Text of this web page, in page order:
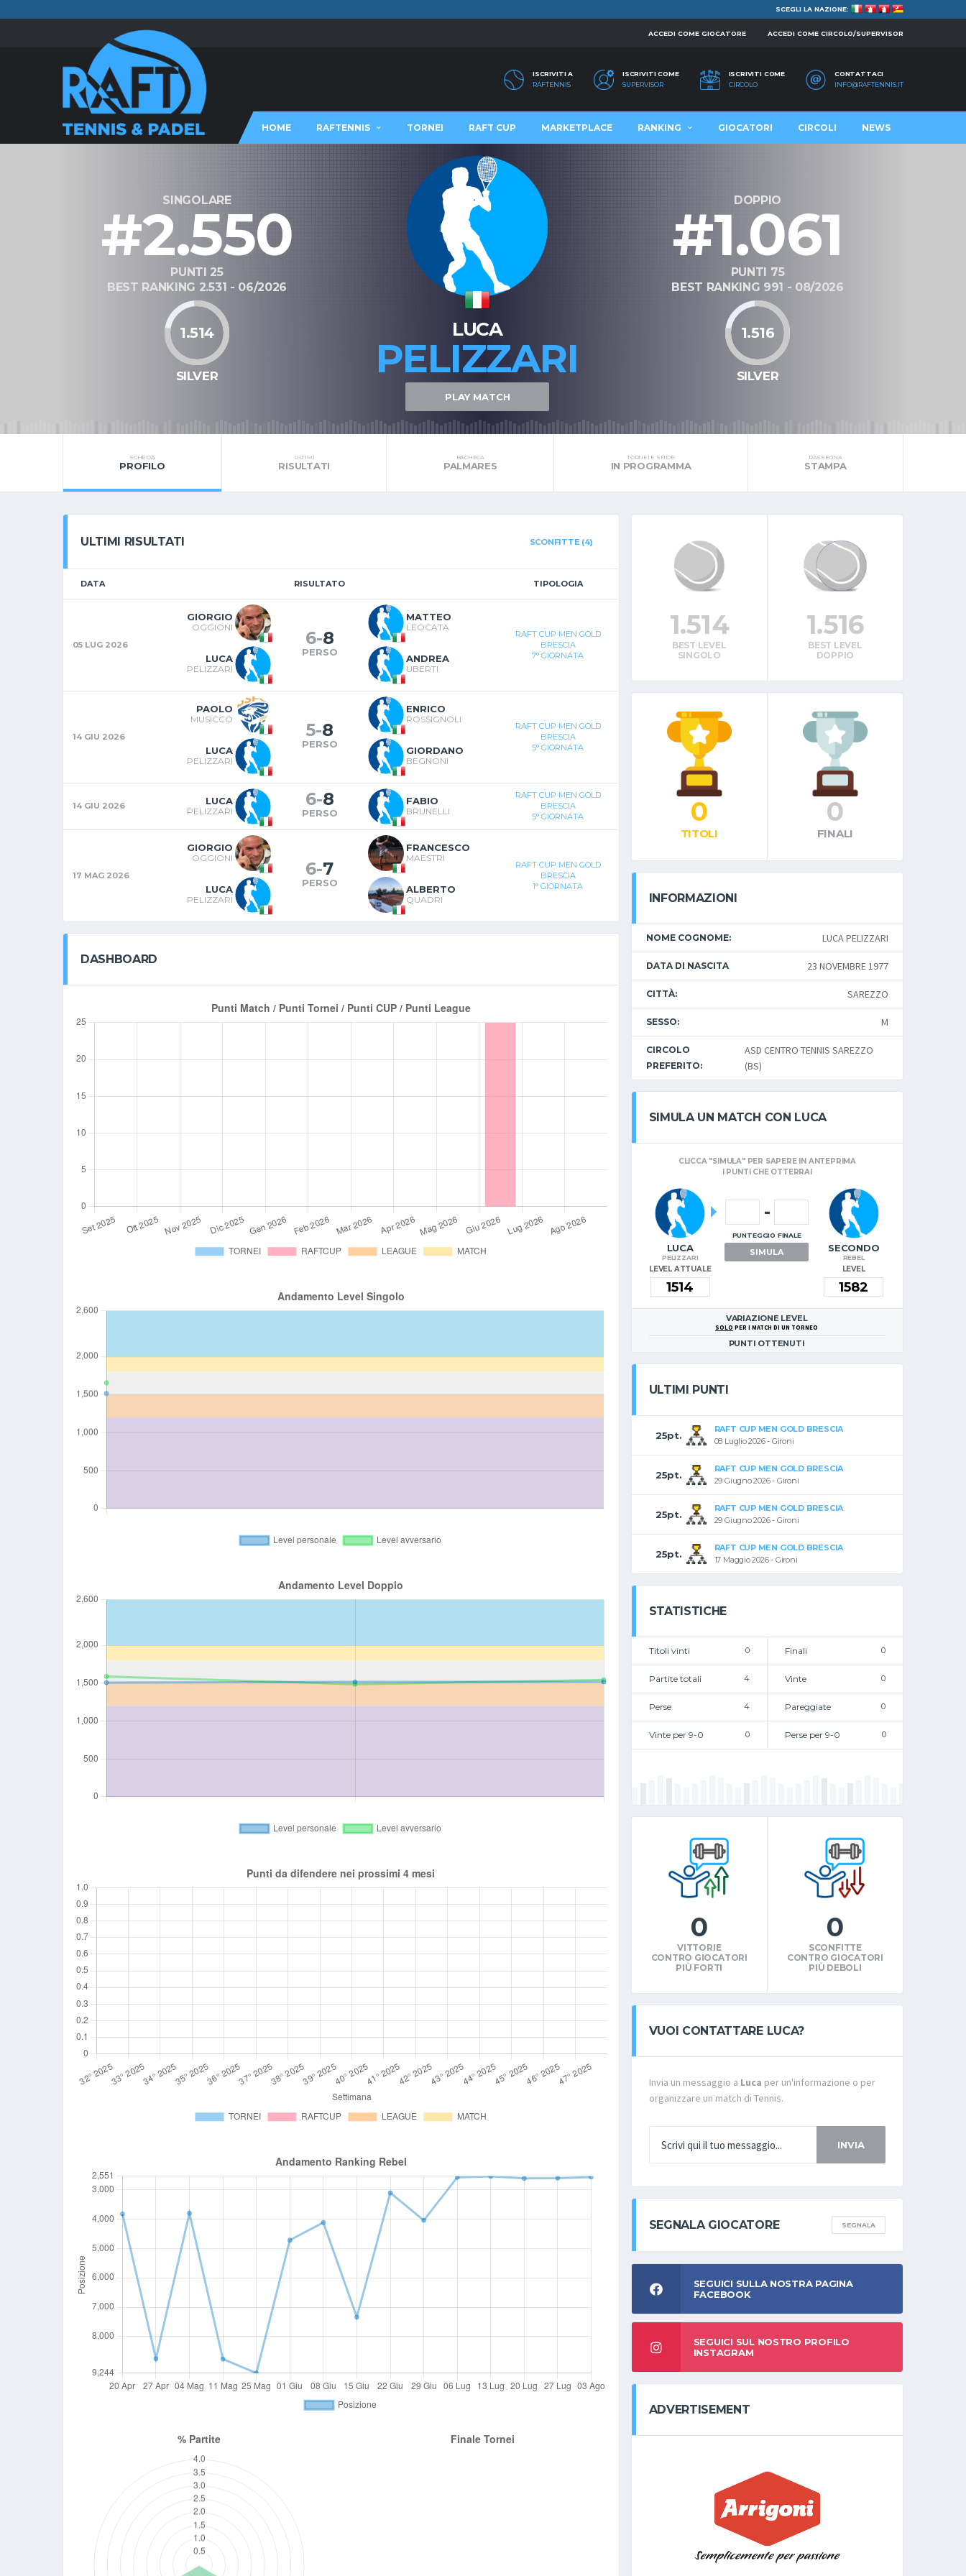
SCEGLI LA NAZIONE:
ACCEDI COME GIOCATORE ACCEDI COME CIRCOLO/SUPERVISOR
ISCRIVITI A
RAFTENNIS
ISCRIVITI COME
SUPERVISOR
ISCRIVITI COME
CIRCOLO
CONTATTACI
INFO@RAFTENNIS.IT
HOME RAFTENNIS TORNEI RAFT CUP MARKETPLACE RANKING GIOCATORI CIRCOLI NEWS
SINGOLARE
#2.550
PUNTI 25
BEST RANKING 2.531 - 06/2026
1.514
SILVER
LUCA
PELIZZARI
PLAY MATCH
DOPPIO
#1.061
PUNTI 75
BEST RANKING 991 - 08/2026
1.516
SILVER
SCHEDA
PROFILO
ULTIMI
RISULTATI
BACHECA
PALMARES
TORNEI E SFIDE
IN PROGRAMMA
RASSEGNA
STAMPA
ULTIMI RISULTATI SCONFITTE (4)
DATA RISULTATO TIPOLOGIA
05 LUG 2026
GIORGIO
OGGIONI
LUCA
PELIZZARI
6-8
PERSO
MATTEO
LEOCATA
ANDREA
UBERTI
RAFT CUP MEN GOLD
BRESCIA
7° GIORNATA
14 GIU 2026
PAOLO
MUSICCO
LUCA
PELIZZARI
5-8
PERSO
ENRICO
ROSSIGNOLI
GIORDANO
BEGNONI
RAFT CUP MEN GOLD
BRESCIA
5° GIORNATA
14 GIU 2026 LUCA
PELIZZARI
6-8
PERSO
FABIO
BRUNELLI
RAFT CUP MEN GOLD
BRESCIA
5° GIORNATA
17 MAG 2026
GIORGIO
OGGIONI
LUCA
PELIZZARI
6-7
PERSO
FRANCESCO
MAESTRI
ALBERTO
QUADRI
RAFT CUP MEN GOLD
BRESCIA
1° GIORNATA
DASHBOARD
1.514
BEST LEVEL
SINGOLO
1.516
BEST LEVEL
DOPPIO
0
TITOLI
0
FINALI
INFORMAZIONI
NOME COGNOME: LUCA PELIZZARI
DATA DI NASCITA 23 NOVEMBRE 1977
CITTÀ: SAREZZO
SESSO: M
CIRCOLO
PREFERITO:
ASD CENTRO TENNIS SAREZZO
(BS)
SIMULA UN MATCH CON LUCA
CLICCA "SIMULA" PER SAPERE IN ANTEPRIMA
I PUNTI CHE OTTERRAI
LUCA
PELIZZARI
LEVEL ATTUALE
-
PUNTEGGIO FINALE
SIMULA SECONDO
REBEL
LEVEL
VARIAZIONE LEVEL
SOLO PER I MATCH DI UN TORNEO
PUNTI OTTENUTI
ULTIMI PUNTI
25pt.
RAFT CUP MEN GOLD BRESCIA
08 Luglio 2026 - Gironi
25pt.
RAFT CUP MEN GOLD BRESCIA
29 Giugno 2026 - Gironi
25pt.
RAFT CUP MEN GOLD BRESCIA
29 Giugno 2026 - Gironi
25pt.
RAFT CUP MEN GOLD BRESCIA
17 Maggio 2026 - Gironi
STATISTICHE
Titoli vinti 0 Finali 0
Partite totali 4 Vinte 0
Perse 4 Pareggiate 0
Vinte per 9-0 0 Perse per 9-0 0
0
VITTORIE
CONTRO GIOCATORI
PIÙ FORTI
0
SCONFITTE
CONTRO GIOCATORI
PIÙ DEBOLI
VUOI CONTATTARE LUCA?
Invia un messaggio a Luca per un'informazione o per
organizzare un match di Tennis.
INVIA
SEGNALA GIOCATORE SEGNALA
SEGUICI SULLA NOSTRA PAGINA
FACEBOOK
SEGUICI SUL NOSTRO PROFILO
INSTAGRAM
ADVERTISEMENT